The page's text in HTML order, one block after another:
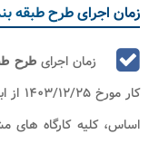
زمان اجرای طرح طبقه
زمان اجرایطرح
کار
اساس، کلیه کارگاه ‌های